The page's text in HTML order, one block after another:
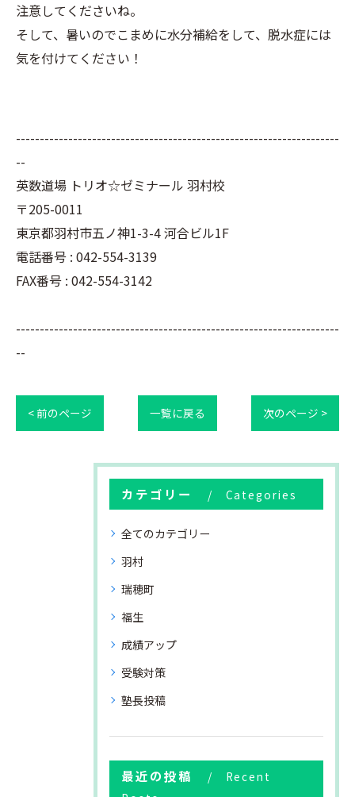
注意してくださいね。
そして、暑いのでこまめに水分補給をして、脱水症には
気を付けてください！
--------------------------------------------------------------------
--
英数道場 トリオ☆ゼミナール 羽村校
〒205-0011
東京都羽村市五ノ神1-3-4 河合ビル1F
電話番号 : 042-554-3139
FAX番号 : 042-554-3142
--------------------------------------------------------------------
--
< 前のページ 一覧に戻る 次のページ >
カテゴリー Categories
全てのカテゴリー
羽村
瑞穂町
福生
成績アップ
受験対策
塾長投稿
最近の投稿
Recent